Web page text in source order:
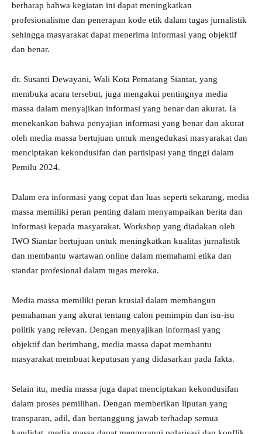
berharap bahwa kegiatan ini dapat meningkatkan
profesionalisme dan penerapan kode etik dalam tugas jurnalistik
sehingga masyarakat dapat menerima informasi yang objektif
dan benar.
dr. Susanti Dewayani, Wali Kota Pematang Siantar, yang
membuka acara tersebut, juga mengakui pentingnya media
massa dalam menyajikan informasi yang benar dan akurat. Ia
menekankan bahwa penyajian informasi yang benar dan akurat
oleh media massa bertujuan untuk mengedukasi masyarakat dan
menciptakan kekondusifan dan partisipasi yang tinggi dalam
Pemilu 2024.
Dalam era informasi yang cepat dan luas seperti sekarang, media
massa memiliki peran penting dalam menyampaikan berita dan
informasi kepada masyarakat. Workshop yang diadakan oleh
IWO Siantar bertujuan untuk meningkatkan kualitas jurnalistik
dan membantu wartawan online dalam memahami etika dan
standar profesional dalam tugas mereka.
Media massa memiliki peran krusial dalam membangun
pemahaman yang akurat tentang calon pemimpin dan isu-isu
politik yang relevan. Dengan menyajikan informasi yang
objektif dan berimbang, media massa dapat membantu
masyarakat membuat keputusan yang didasarkan pada fakta.
Selain itu, media massa juga dapat menciptakan kekondusifan
dalam proses pemilihan. Dengan memberikan liputan yang
transparan, adil, dan bertanggung jawab terhadap semua